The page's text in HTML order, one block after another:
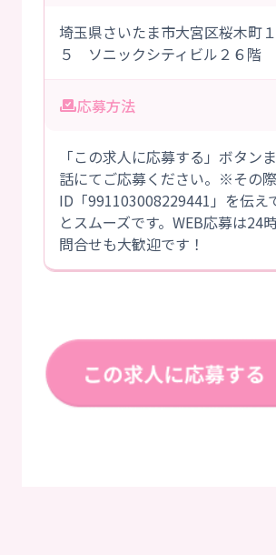
埼玉県さいたま市大宮区桜木町
５ ソニックシティビル２６階
応募方法
「この求人に応募する」ボタン
話にてご応募ください。※その
ID「991103008229441」を伝え
とスムーズです。WEB応募は24
問合せも大歓迎です！